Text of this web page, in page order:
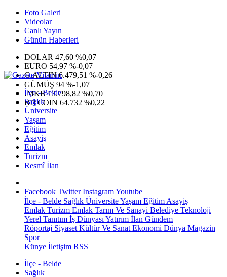
Foto Galeri
Videolar
Canlı Yayın
Günün Haberleri
DOLAR 47,60 %0,07
EURO 54,97 %-0,07
G.ALTIN6.479,51 %-0,26
GÜMÜŞ 94 %-1,07
IMKB13.798,82 %0,70
BITCOIN 64.732 %0,22
İlçe - Belde
Sağlık
Üniversite
Yaşam
Eğitim
Asayiş
Emlak
Turizm
Resmî İlan
Facebook Twitter InstagramYoutube
İlçe - Belde Sağlık ÜniversiteYaşam Eğitim Asayiş
Emlak Turizm Emlak Tarım Ve Sanayi Belediye Teknoloji
Yerel Tanıtım İş Dünyası Yatırım İlan Gündem
Röportaj Siyaset Kültür Ve Sanat Ekonomi Dünya Magazin
Spor
Künye İletişim RSS
İlçe - Belde
Sağlık